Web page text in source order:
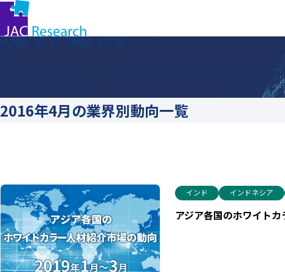
ン
ス
トップ
海外動向
アジア各国に進出している日系企業のホワイトカラー人材
2016年4月の業界別動向一覧
インド インドネシア
アジア各国のホワイト